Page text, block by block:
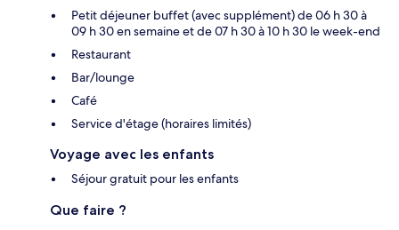
Petit déjeuner buffet (avec supplément) de 06 h 30 à
09 h 30 en semaine et de 07 h 30 à 10 h 30 le week-end
Restaurant
Bar/lounge
Café
Service d'étage (horaires limités)
Voyage avec les enfants
Séjour gratuit pour les enfants
Que faire ?